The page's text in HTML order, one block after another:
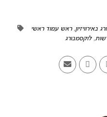
באירוויזיון,ראש עמוד ראשי
,לוקסמבורג